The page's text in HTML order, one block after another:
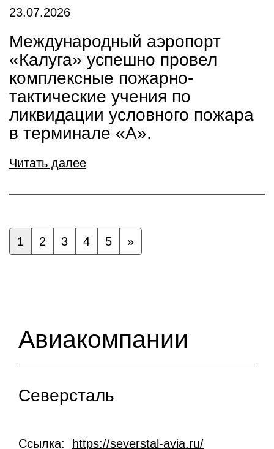
23.07.2026
Международный аэропорт
«Калуга» успешно провел
комплексные пожарно-
тактические учения по
ликвидации условного пожара
в терминале «А».
Читать далее
1 2 3 4 5 »
Авиакомпании
Северсталь
Ссылка: https://severstal-avia.ru/